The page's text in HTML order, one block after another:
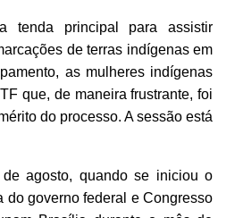
tenda principal para assistir
de terras indígenas em
as mulheres indígenas
que, de maneira frustrante, foi
do processo. A sessão está
agosto, quando se iniciou o
governo federal e Congresso